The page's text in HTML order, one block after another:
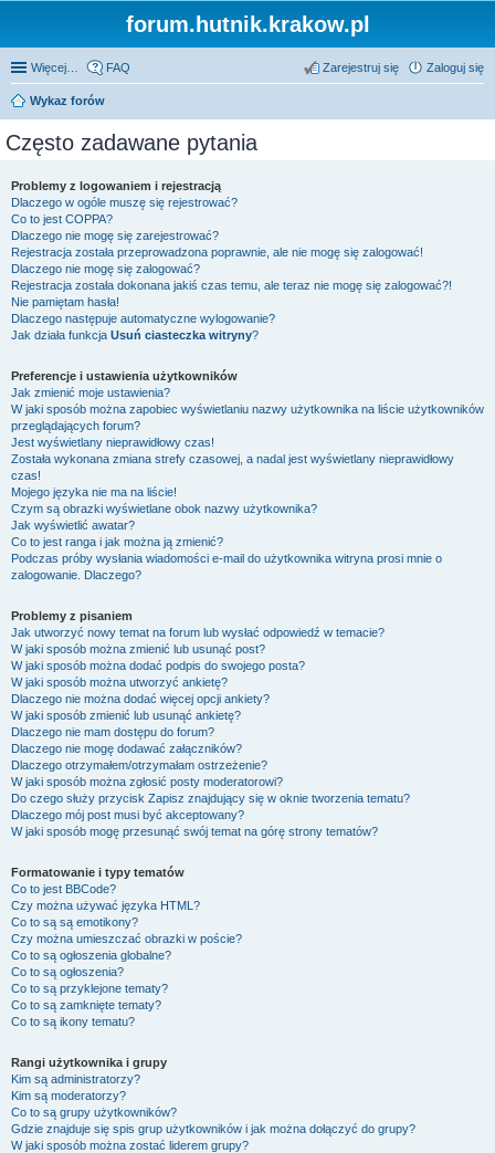
forum.hutnik.krakow.pl
Więcej… FAQ Zaloguj się
Zarejestruj się
Wykaz forów
Często zadawane pytania
Problemy z logowaniem i rejestracją
Dlaczego w ogóle muszę się rejestrować?
Co to jest COPPA?
Dlaczego nie mogę się zarejestrować?
Rejestracja została przeprowadzona poprawnie, ale nie mogę się zalogować!
Dlaczego nie mogę się zalogować?
Rejestracja została dokonana jakiś czas temu, ale teraz nie mogę się zalogować?!
Nie pamiętam hasła!
Dlaczego następuje automatyczne wylogowanie?
Jak działa funkcja Usuń ciasteczka witryny?
Preferencje i ustawienia użytkowników
Jak zmienić moje ustawienia?
W jaki sposób można zapobiec wyświetlaniu nazwy użytkownika na liście użytkowników
przeglądających forum?
Jest wyświetlany nieprawidłowy czas!
Została wykonana zmiana strefy czasowej, a nadal jest wyświetlany nieprawidłowy
czas!
Mojego języka nie ma na liście!
Czym są obrazki wyświetlane obok nazwy użytkownika?
Jak wyświetlić awatar?
Co to jest ranga i jak można ją zmienić?
Podczas próby wysłania wiadomości e-mail do użytkownika witryna prosi mnie o
zalogowanie. Dlaczego?
Problemy z pisaniem
Jak utworzyć nowy temat na forum lub wysłać odpowiedź w temacie?
W jaki sposób można zmienić lub usunąć post?
W jaki sposób można dodać podpis do swojego posta?
W jaki sposób można utworzyć ankietę?
Dlaczego nie można dodać więcej opcji ankiety?
W jaki sposób zmienić lub usunąć ankietę?
Dlaczego nie mam dostępu do forum?
Dlaczego nie mogę dodawać załączników?
Dlaczego otrzymałem/otrzymałam ostrzeżenie?
W jaki sposób można zgłosić posty moderatorowi?
Do czego służy przycisk Zapisz znajdujący się w oknie tworzenia tematu?
Dlaczego mój post musi być akceptowany?
W jaki sposób mogę przesunąć swój temat na górę strony tematów?
Formatowanie i typy tematów
Co to jest BBCode?
Czy można używać języka HTML?
Co to są są emotikony?
Czy można umieszczać obrazki w poście?
Co to są ogłoszenia globalne?
Co to są ogłoszenia?
Co to są przyklejone tematy?
Co to są zamknięte tematy?
Co to są ikony tematu?
Rangi użytkownika i grupy
Kim są administratorzy?
Kim są moderatorzy?
Co to są grupy użytkowników?
Gdzie znajduje się spis grup użytkowników i jak można dołączyć do grupy?
W jaki sposób można zostać liderem grupy?